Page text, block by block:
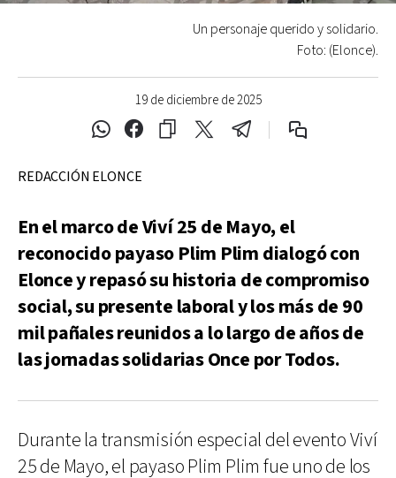
19 de diciembre de 2025
Un personaje querido y solidario.
Foto: (Elonce).
REDACCIÓN ELONCE
En el marco de Viví 25 de Mayo, el
reconocido payaso Plim Plim dialogó con
Elonce y repasó su historia de compromiso
social, su presente laboral y los más de 90
mil pañales reunidos a lo largo de años de
las jornadas solidarias Once por Todos.
Durante la transmisión especial del evento Viví
25 de Mayo, el payaso Plim Plim fue uno de los